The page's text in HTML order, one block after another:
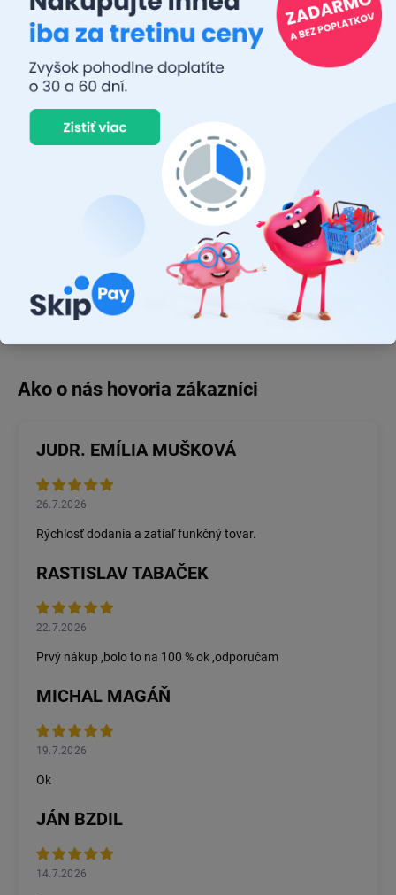
Buďte prvý, kto napíše príspevok k tejto položke.
Pridať komentár
Osramje svetový líder v oblasti osvetľovacích riešení a má
približne 110 ročnú históriu. Firma bola založená v roku 1919 a
má sídlo v Mníchove, v Nemecku. V súčasnosti má
pobočky v mnohých krajinách po celom svete a zamestnáva viac
ako 23 000 ľudí. Firma sa špecializuje na vývoj a výrobu
špičkových osvetľovacích produktov pre spotrebiteľov, priemysel
Osramtiež investuje do výskumu a
vývoja nových technológií, ktoré majú pomôcť udržateľnému
rozvoju a ochrane životného prostredia.
JUDR. EMÍLIA MUŠKOVÁ
26.7.2026
Rýchlosť dodania a zatiaľ funkčný tovar.
RASTISLAV TABAČEK
22.7.2026
Prvý nákup ,bolo to na 100 % ok ,odporučam
MICHAL MAGÁŇ
19.7.2026
Ok
JÁN BZDIL
14.7.2026